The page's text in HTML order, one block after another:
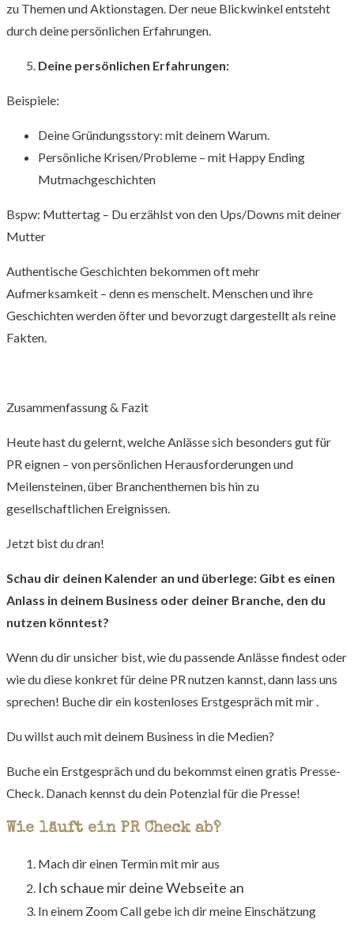
zu Themen und Aktionstagen. Der neue Blickwinkel entsteht
durch deine persönlichen Erfahrungen.
Deine persönlichen Erfahrungen:
Beispiele:
Deine Gründungsstory: mit deinem Warum.
Persönliche Krisen/Probleme – mit Happy Ending
Mutmachgeschichten
Bspw: Muttertag – Du erzählst von den Ups/Downs mit deiner
Mutter
Authentische Geschichten bekommen oft mehr
Aufmerksamkeit – denn es menschelt. Menschen und ihre
Geschichten werden öfter und bevorzugt dargestellt als reine
Fakten.
Zusammenfassung & Fazit
Heute hast du gelernt, welche Anlässe sich besonders gut für
PR eignen – von persönlichen Herausforderungen und
Meilensteinen, über Branchenthemen bis hin zu
gesellschaftlichen Ereignissen.
Jetzt bist du dran!
Schau dir deinen Kalender an und überlege: Gibt es einen
Anlass in deinem Business oder deiner Branche, den du
nutzen könntest?
Wenn du dir unsicher bist, wie du passende Anlässe findest oder
wie du diese konkret für deine PR nutzen kannst, dann lass uns
sprechen! Buche dir ein kostenloses Erstgespräch mit mir .
Du willst auch mit deinem Business in die Medien?
Buche ein Erstgespräch und du bekommst einen gratis Presse-
Check. Danach kennst du dein Potenzial für die Presse!
Wie läuft ein PR Check ab?
Mach dir einen Termin mit mir aus
Ich schaue mir deine Webseite an
In einem Zoom Call gebe ich dir meine Einschätzung